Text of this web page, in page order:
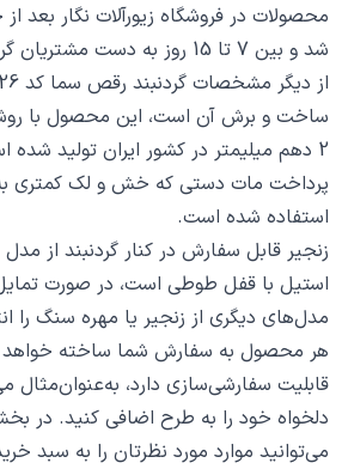
محصولات در فروشگاه زیورآلات نگار بعد
شد و بین 7 تا 15 روز به دست مشتریان گرامی خواهد رسید.
ساخت و برش آن است، این محصول با
2 دهم میلیمتر در کشور ایران تولید
پرداخت مات دستی که خش و لک کمتری
استفاده شده است.
استیل با قفل طوطی است، در صورت
مدل‌های دیگری از زنجیر یا مهره سنگ را
هر محصول به سفارش شما ساخته
قابلیت سفارشی‌سازی دارد، به‌عنوان‌مثال
دلخواه خود را به طرح اضافی کنید. در
می‌توانید موارد مورد نظرتان را به سبد